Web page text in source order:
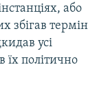
або
збігав термін
усі
їх політично